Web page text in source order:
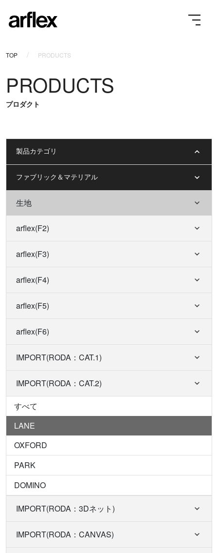
TOP PRODUCTS
PRODUCTS
プロダクト
製品カテゴリ
ファブリック＆マテリアル
生地
arflex(F2)
arflex(F3)
arflex(F4)
arflex(F5)
arflex(F6)
IMPORT(RODA：CAT.1)
IMPORT(RODA：CAT.2)
すべて
LANE
OXFORD
PARK
DOMINO
IMPORT(RODA：3Dネット)
IMPORT(RODA：CANVAS)